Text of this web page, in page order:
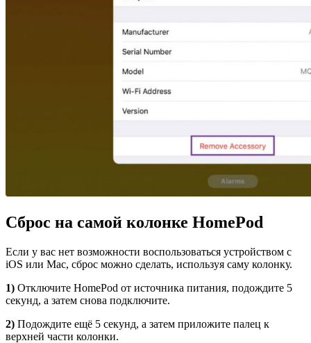
Сброс на самой колонке HomePod
Если у вас нет возможности воспользоваться устройством с
iOS или Mac, сброс можно сделать, используя саму колонку.
1) Отключите HomePod от источника питания, подождите 5
секунд, а затем снова подключите.
2) Подождите ещё 5 секунд, а затем приложите палец к
верхней части колонки.